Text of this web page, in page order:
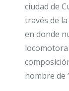
ciudad de
través de
en donde
nombre de